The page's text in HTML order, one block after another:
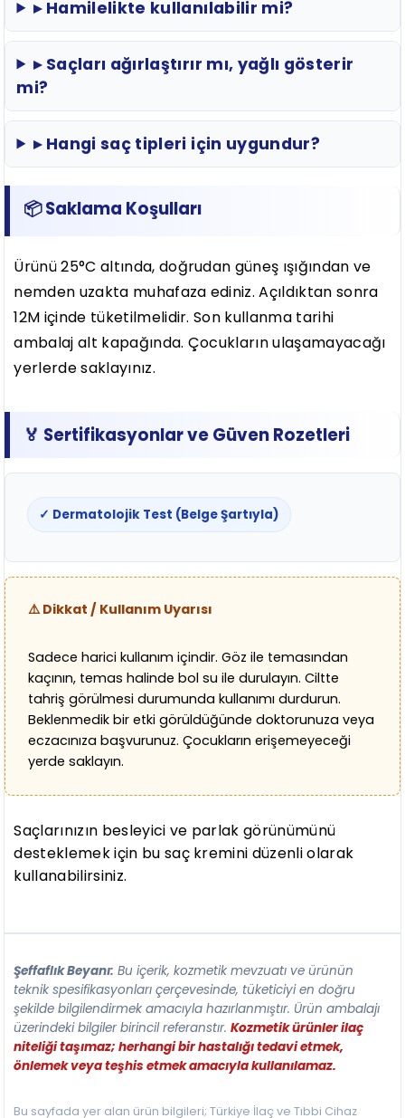
▸ Hamilelikte kullanılabilir mi?
▸ Saçları ağırlaştırır mı, yağlı gösterir
mi?
▸ Hangi saç tipleri için uygundur?
📦 Saklama Koşulları
Ürünü 25°C altında, doğrudan güneş ışığından ve
nemden uzakta muhafaza ediniz. Açıldıktan sonra
12M içinde tüketilmelidir. Son kullanma tarihi
ambalaj alt kapağında. Çocukların ulaşamayacağı
yerlerde saklayınız.
🏅 Sertifikasyonlar ve Güven Rozetleri
✓ Dermatolojik Test (Belge Şartıyla)
⚠️ Dikkat / Kullanım Uyarısı
Sadece harici kullanım içindir. Göz ile temasından
kaçının, temas halinde bol su ile durulayın. Ciltte
tahriş görülmesi durumunda kullanımı durdurun.
Beklenmedik bir etki görüldüğünde doktorunuza veya
eczacınıza başvurunuz. Çocukların erişemeyeceği
yerde saklayın.
Saçlarınızın besleyici ve parlak görünümünü
desteklemek için bu saç kremini düzenli olarak
kullanabilirsiniz.
Şeffaflık Beyanı: Bu içerik, kozmetik mevzuatı ve ürünün
teknik spesifikasyonları çerçevesinde, tüketiciyi en doğru
şekilde bilgilendirmek amacıyla hazırlanmıştır. Ürün ambalajı
üzerindeki bilgiler birincil referanstır.Kozmetik ürünler ilaç
niteliği taşımaz; herhangi bir hastalığı tedavi etmek,
önlemek veya teşhis etmek amacıyla kullanılamaz.
Bu sayfada yer alan ürün bilgileri; Türkiye İlaç ve Tıbbi Cihaz